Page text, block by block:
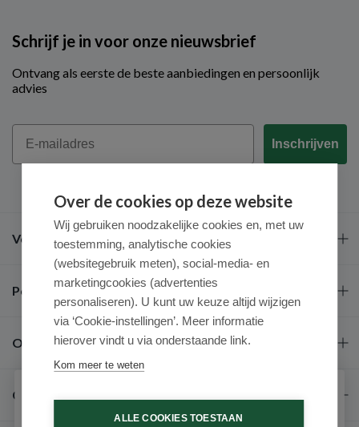
Schrijf je in voor onze nieuwsbrief
Ontvang als eerste de beste aanbiedingen en persoonlijk
advies
Email
Inschrijven
Veel gestelde vragen
Populaire merken
Over ons
Contact
Over de cookies op deze website
Wij gebruiken noodzakelijke cookies en, met uw
toestemming, analytische cookies
(websitegebruik meten), social-media- en
marketingcookies (advertenties
personaliseren). U kunt uw keuze altijd wijzigen
via ‘Cookie-instellingen’. Meer informatie
hierover vindt u via onderstaande link.
Kom meer te weten
ALLE COOKIES TOESTAAN
Schrijf je in voor onze nieuwsbrief
Ontvang als eerste de beste aanbiedingen en persoonlijk